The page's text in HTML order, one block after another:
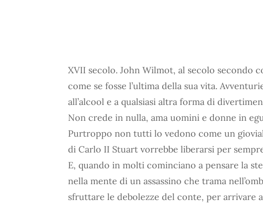
XVII secolo. John Wilmot, al secolo secondo
come se fosse l’ultima della sua vita.
all’alcool e a qualsiasi altra forma di
Non crede in nulla, ama uomini e donne in
Purtroppo non tutti lo vedono come un
di Carlo II Stuart vorrebbe liberarsi per
E, quando in molti cominciano a pensare la
nella mente di un assassino che trama
sfruttare le debolezze del conte, per arrivare